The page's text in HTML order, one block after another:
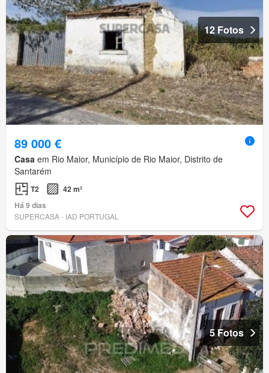
12 Fotos
89 000 €
Casa em Rio Maior, Município de Rio Maior, Distrito de
Santarém
T2
42 m²
Há 9 dias
SUPERCASA - IAD PORTUGAL
5 Fotos